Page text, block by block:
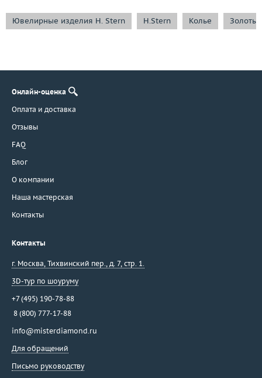
Ювелирные изделия H. Stern H.Stern Колье
Онлайн-оценка
Оплата и доставка
Отзывы
FAQ
Блог
О компании
Наша мастерская
Контакты
Контакты
г. Москва, Тихвинский пер., д. 7, стр. 1.
3D-тур по шоуруму
+7 (495) 190-78-88
8 (800) 777-17-88
info@misterdiamond.ru
Для обращений
Письмо руководству